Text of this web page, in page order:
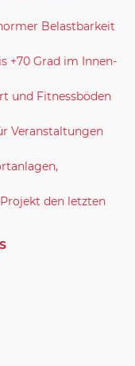
Belastbarkeit
+70 Grad im Innen-
und Fitnessböden
Veranstaltungen
den letzten